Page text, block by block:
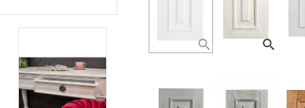
search search